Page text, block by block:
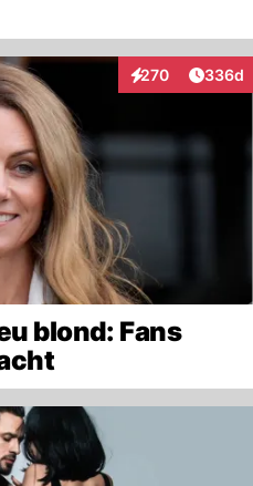
270
Interaktionen336d
blond: Fans